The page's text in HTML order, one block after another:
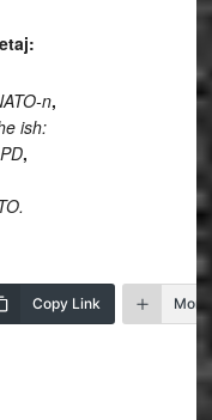
n,
ish:
,
Copy Link More